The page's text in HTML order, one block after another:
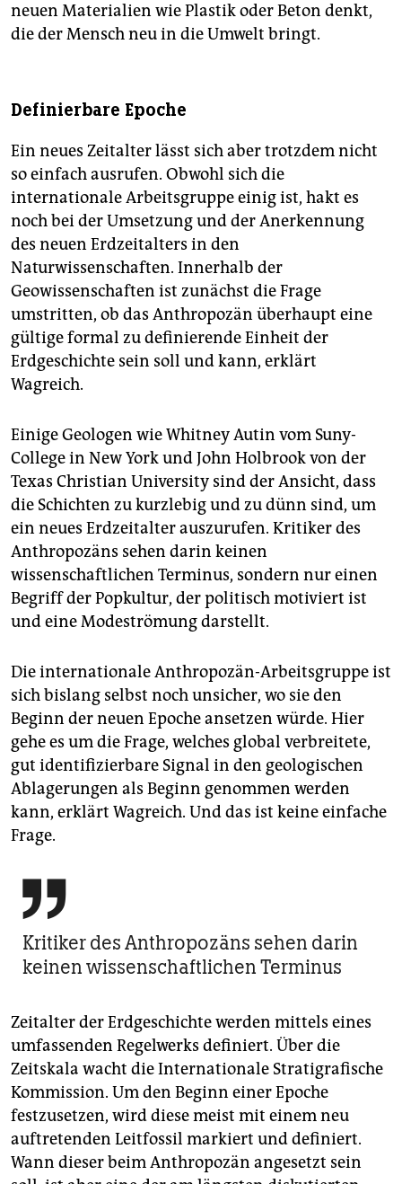
neuen Materialien wie Plastik oder Beton denkt,
die der Mensch neu in die Umwelt bringt.
Definierbare Epoche
Ein neues Zeitalter lässt sich aber trotzdem nicht
so einfach ausrufen. Obwohl sich die
internationale Arbeitsgruppe einig ist, hakt es
noch bei der Umsetzung und der Anerkennung
des neuen Erdzeitalters in den
Naturwissenschaften. Innerhalb der
Geowissenschaften ist zunächst die Frage
umstritten, ob das Anthropozän überhaupt eine
gültige formal zu definierende Einheit der
Erdgeschichte sein soll und kann, erklärt
Wagreich.
Einige Geologen wie Whitney Autin vom Suny-
College in New York und John Holbrook von der
Texas Christian University sind der Ansicht, dass
die Schichten zu kurzlebig und zu dünn sind, um
ein neues Erdzeitalter auszurufen. Kritiker des
Anthropozäns sehen darin keinen
wissenschaftlichen Terminus, sondern nur einen
Begriff der Popkultur, der politisch motiviert ist
und eine Modeströmung darstellt.
Die internationale Anthropozän-Arbeitsgruppe ist
sich bislang selbst noch unsicher, wo sie den
Beginn der neuen Epoche ansetzen würde. Hier
gehe es um die Frage, welches global verbreitete,
gut identifizierbare Signal in den geologischen
Ablagerungen als Beginn genommen werden
kann, erklärt Wagreich. Und das ist keine einfache
Frage.

Kritiker des Anthropozäns sehen darin
keinen wissenschaftlichen Terminus
Zeitalter der Erdgeschichte werden mittels eines
umfassenden Regelwerks definiert. Über die
Zeitskala wacht die Internationale Stratigrafische
Kommission. Um den Beginn einer Epoche
festzusetzen, wird diese meist mit einem neu
auftretenden Leitfossil markiert und definiert.
Wann dieser beim Anthropozän angesetzt sein